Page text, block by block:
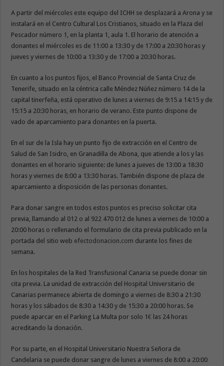
A partir del miércoles este equipo del ICHH se desplazará a Arona y se
instalará en el Centro Cultural Los Cristianos, situado en la Plaza del
Pescador número 1, en la planta 1, aula 1. El horario de atención a
donantes el miércoles es de 11:00 a 13:30 y de 17:00 a 20:30 horas y
jueves y viernes de 10:00 a 13:30 y de 17:00 a 20:30 horas.
En cuanto a los puntos fijos, el Banco Provincial de Santa Cruz de
Tenerife, situado en la céntrica calle Méndez Núñez número 14 de la
capital tinerfeña, está operativo de lunes a viernes de 9:15 a 14:15 y de
15:15 a 20:30 horas, en horario de verano. Este punto dispone de
vado de aparcamiento para donantes en la puerta.
En el sur de la Isla hay un punto fijo de extracción en el Centro de
Salud de San Isidro, en Granadilla de Abona, que atiende a los y las
donantes en el horario siguiente: de lunes a jueves de 13:00 a 18:30
horas y viernes de 8:00 a 13:30 horas. También dispone de plaza de
aparcamiento a disposición de las personas donantes.
Para donar sangre en todos estos puntos es preciso solicitar cita
previa, llamando al 012 o al 922 470 012 de lunes a viernes de 10:00 a
20:00 horas o rellenando el formulario de cita previa publicado en la
portada del sitio web efectodonacion.com durante los fines de
semana.
En los hospitales de la Red Transfusional Canaria se puede donar sin
cita previa. La unidad de extracción del Hospital Universitario de
Canarias permanece abierta de domingo a viernes de 8:30 a 21:30
horas y los sábados de 8:30 a 14:30 y de 15:30 a 20:00 horas. Se
puede aparcar en el Parking La Multa por solo 1€ las 24 horas
acreditando la donación.
Por su parte, en el Hospital Universitario Nuestra Señora de
Candelaria se puede donar sangre de lunes a viernes de 8:00 a 20:00